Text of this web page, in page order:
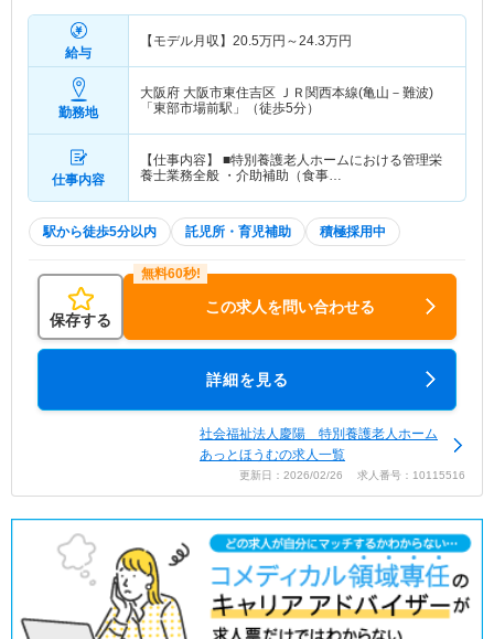
給与
【モデル月収】 20.5万円～24.3万円
勤務地
大阪府 大阪市東住吉区 ＪＲ関西本線(亀山－難波)
「東部市場前駅」（徒歩5分）
仕事内容
【仕事内容】 ■特別養護老人ホームにおける管理栄
養士業務全般 ・介助補助（食事…
駅から徒歩5分以内 託児所・育児補助 積極採用中
保存する
この求人を問い合わせる
詳細を見る
社会福祉法人慶陽 特別養護老人ホーム
あっとほうむの求人一覧
更新日：2026/02/26 求人番号：10115516